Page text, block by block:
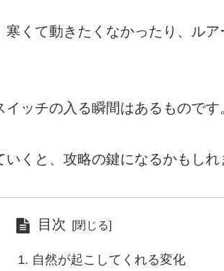
寒くて動きたくなかったり、ル
ッチの入る瞬間はあるものです
くと、攻略の鍵になるかもしれ
目次
自然が起こしてくれる変化